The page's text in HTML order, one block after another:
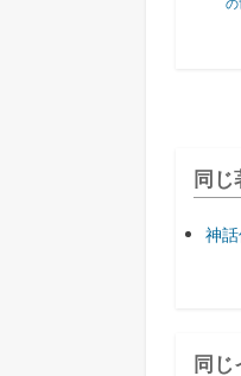
同じ
神
同じ